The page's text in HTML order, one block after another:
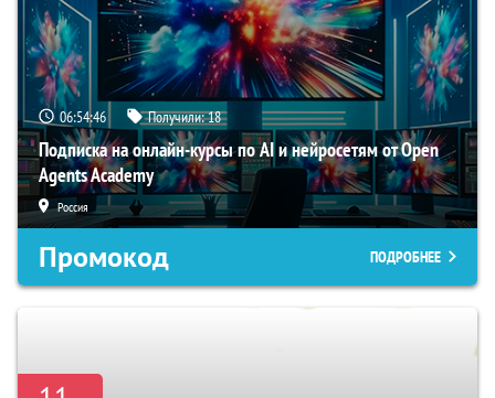
06:54:45 Получили:18
Подписка на онлайн-курсы по AI и нейросетям от Open
Agents Academy
Россия
Промокод ПОДРОБНЕЕ